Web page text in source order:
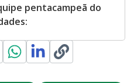
pentacampeã do